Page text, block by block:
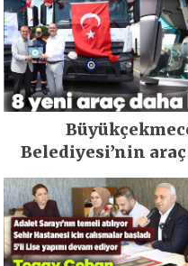
Belediyesi’nin
güçlendi